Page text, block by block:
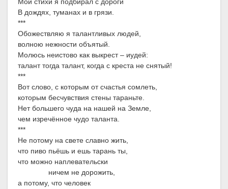
Мои стихи я подбирал с дороги
В дождях, туманах и в грязи.
***
Обожествляю я талантливых людей,
волною нежности объятый.
Молюсь неистово как выкрест – иудей:
талант тогда талант, когда с креста не снятый!
***
Вот слово, с которым от счастья сомлеть,
которым бесчувствия стены тараньте.
Нет большего чуда на нашей на Земле,
чем изречённое чудо таланта.
***
Не потому на свете славно жить,
что пиво пьёшь и ешь тарань ты,
что можно наплевательски
ничем не дорожить,
а потому, что человек